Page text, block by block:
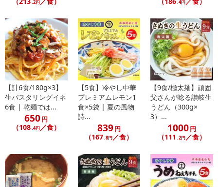
商品到着時点でのお日持ち期間は、配送日数などにより異なります
【キャンセルについて】
※お申込み後のキャンセルはお受けできません。
記載されている内容を必ずご確認いただき、お届けする商品セット
にご納得いただきましたうえでお申し込みください。
※パッケージ変更や商品リニューアル（成分など含む）等により、
参考の掲載画像や画像内のバーコードなど、お届け商品と多少異な
る場合がございます。
また、[新たな加工食品の原料原産地表示制度]の経過措置期間の終
了により、商品詳細内に記載の原産国・原材料の表記が旧表記の場
によるお申込み後のキャンセル・返品交換は対応いたしかねます。
【お支払いについて】
.2円 .4円
【計6食/180g×3】
生パスタリングイネ
6食 | 乾麺では...
650円
（108.4円／食）
【5食】冷やし中華
プレミアムレモン1
食×5袋 | 夏の風物
詩...
839円
（167.8円／食）
【9食/極太麺】頑固
父さんが唸る讃岐生
うどん（300g×
3）...
1000円
（111 .2円／食）